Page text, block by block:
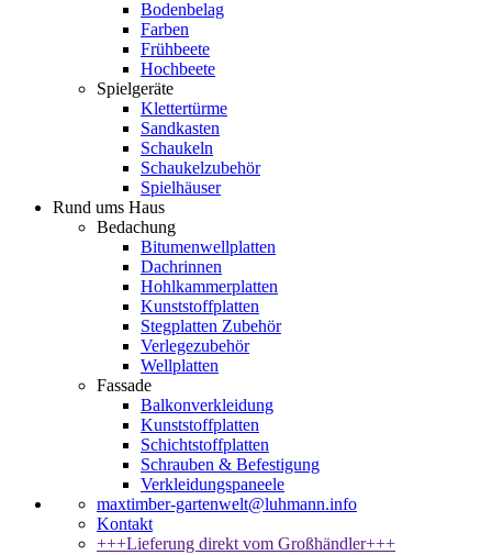
Bodenbelag
Farben
Frühbeete
Hochbeete
Spielgeräte
Klettertürme
Sandkasten
Schaukeln
Schaukelzubehör
Spielhäuser
Rund ums Haus
Bedachung
Bitumenwellplatten
Dachrinnen
Hohlkammerplatten
Kunststoffplatten
Stegplatten Zubehör
Verlegezubehör
Wellplatten
Fassade
Balkonverkleidung
Kunststoffplatten
Schichtstoffplatten
Schrauben & Befestigung
Verkleidungspaneele
maxtimber-gartenwelt@luhmann.info
Kontakt
+++Lieferung direkt vom Großhändler+++